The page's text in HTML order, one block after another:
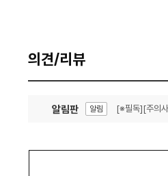
의견/리뷰
알림판 알림 [※필독][주의